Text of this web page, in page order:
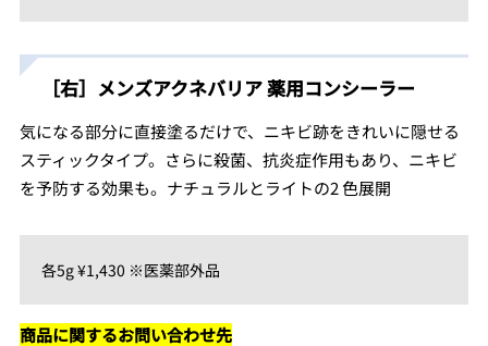
［右］メンズアクネバリア 薬用コンシーラー
気になる部分に直接塗るだけで、ニキビ跡をきれいに隠せる
スティックタイプ。さらに殺菌、抗炎症作用もあり、ニキビ
を予防する効果も。ナチュラルとライトの2 色展開
各5g ¥1,430 ※医薬部外品
商品に関するお問い合わせ先